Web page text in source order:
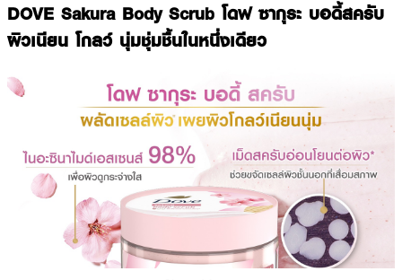
DOVE Sakura Body Scrub โดฟ ซากุระ บอดี้สครับ
ผิวเนียน โกลว์ นุ่มชุ่มชื้นในหนึ่งเดียว